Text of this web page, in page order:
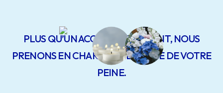
PLUS QU’UN ACCOMPAGNEMENT, NOUS
PRENONS EN CHARGE UNE PARTIE DE VOTRE
PEINE.